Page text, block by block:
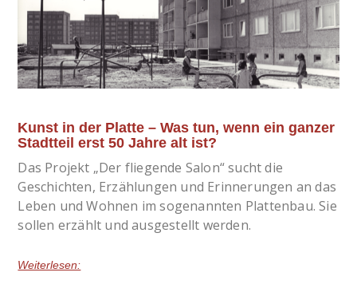
Kunst in der Platte – Was tun, wenn ein ganzer
Stadtteil erst 50 Jahre alt ist?
Das Projekt „Der fliegende Salon“ sucht die
Geschichten, Erzählungen und Erinnerungen an das
Leben und Wohnen im sogenannten Plattenbau. Sie
sollen erzählt und ausgestellt werden.
Weiterlesen: